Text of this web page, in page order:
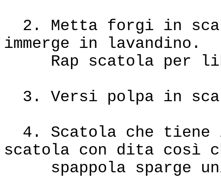
2. Metta forgi in
immerge in lavandino.
Rap scatola per
3. Versi polpa in
4. Scatola che
scatola con dita così
spappola sparge